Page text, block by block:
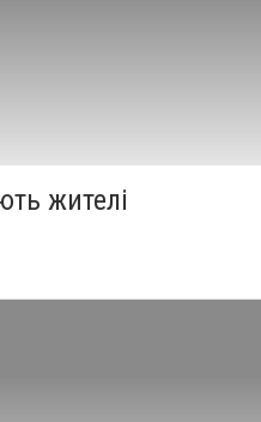
жителі